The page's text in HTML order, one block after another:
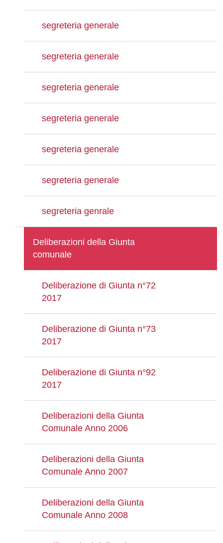
segreteria generale
segreteria generale
segreteria generale
segreteria generale
segreteria generale
segreteria generale
segreteria genrale
Deliberazioni della Giunta
comunale
Deliberazione di Giunta n°72
2017
Deliberazione di Giunta n°73
2017
Deliberazione di Giunta n°92
2017
Deliberazioni della Giunta
Comunale Anno 2006
Deliberazioni della Giunta
Comunale Anno 2007
Deliberazioni della Giunta
Comunale Anno 2008